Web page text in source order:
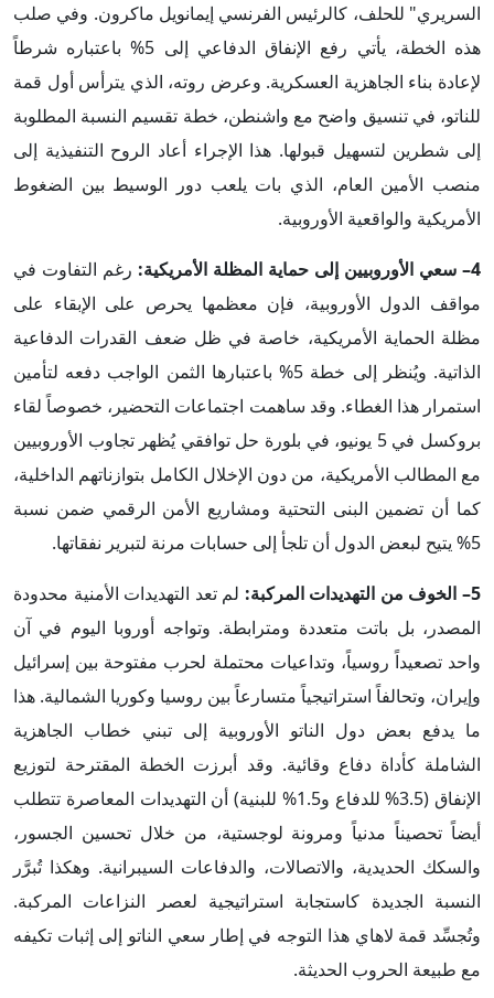
السريري" للحلف، كالرئيس الفرنسي إيمانويل ماكرون. وفي صلب
هذه الخطة، يأتي رفع الإنفاق الدفاعي إلى 5% باعتباره شرطاً
لإعادة بناء الجاهزية العسكرية. وعرض روته، الذي يترأس أول قمة
للناتو، في تنسيق واضح مع واشنطن، خطة تقسيم النسبة المطلوبة
إلى شطرين لتسهيل قبولها. هذا الإجراء أعاد الروح التنفيذية إلى
منصب الأمين العام، الذي بات يلعب دور الوسيط بين الضغوط
الأمريكية والواقعية الأوروبية.
4– سعي الأوروبيين إلى حماية المظلة الأمريكية:
رغم التفاوت في
مواقف الدول الأوروبية، فإن معظمها يحرص على الإبقاء على
مظلة الحماية الأمريكية، خاصة في ظل ضعف القدرات الدفاعية
الذاتية. ويُنظر إلى خطة 5% باعتبارها الثمن الواجب دفعه لتأمين
استمرار هذا الغطاء. وقد ساهمت اجتماعات التحضير، خصوصاً لقاء
بروكسل في 5 يونيو، في بلورة حل توافقي يُظهر تجاوب الأوروبيين
مع المطالب الأمريكية، من دون الإخلال الكامل بتوازناتهم الداخلية،
كما أن تضمين البنى التحتية ومشاريع الأمن الرقمي ضمن نسبة
5% يتيح لبعض الدول أن تلجأ إلى حسابات مرنة لتبرير نفقاتها.
5– الخوف من التهديدات المركبة:
لم تعد التهديدات الأمنية محدودة
المصدر، بل باتت متعددة ومترابطة. وتواجه أوروبا اليوم في آن
واحد تصعيداً روسياً، وتداعيات محتملة لحرب مفتوحة بين إسرائيل
وإيران، وتحالفاً استراتيجياً متسارعاً بين روسيا وكوريا الشمالية. هذا
ما يدفع بعض دول الناتو الأوروبية إلى تبني خطاب الجاهزية
الشاملة كأداة دفاع وقائية. وقد أبرزت الخطة المقترحة لتوزيع
الإنفاق (3.5% للدفاع و1.5% للبنية) أن التهديدات المعاصرة تتطلب
أيضاً تحصيناً مدنياً ومرونة لوجستية، من خلال تحسين الجسور،
والسكك الحديدية، والاتصالات، والدفاعات السيبرانية. وهكذا تُبرَّر
النسبة الجديدة كاستجابة استراتيجية لعصر النزاعات المركبة.
وتُجسِّد قمة لاهاي هذا التوجه في إطار سعي الناتو إلى إثبات تكيفه
مع طبيعة الحروب الحديثة.